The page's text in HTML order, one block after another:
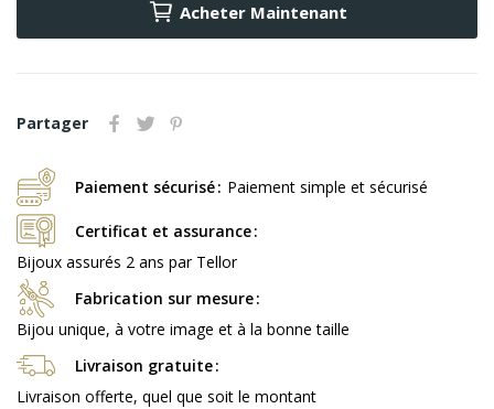
Acheter Maintenant
Partager
Paiement sécurisé Paiement simple et sécurisé
Certificat et assurance
Bijoux assurés 2 ans par Tellor
Fabrication sur mesure
Bijou unique, à votre image et à la bonne taille
Livraison gratuite
Livraison offerte, quel que soit le montant